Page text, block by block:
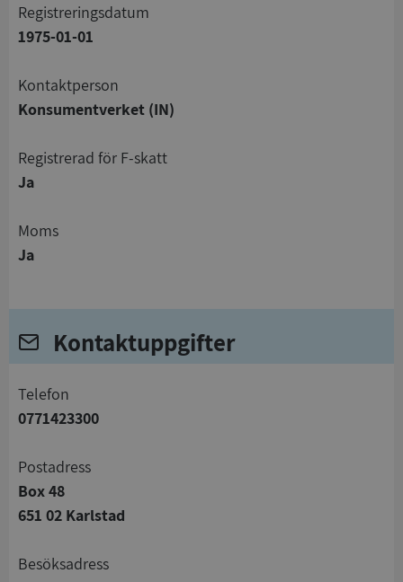
registreringsdatum
1975-01-01
Kontaktperson
Konsumentverket (IN)
registrerad för F-skatt
Ja
Moms
Ja
Kontaktuppgifter
telefon
0771423300
Postadress
Box 48
651 02 Karlstad
Besöksadress